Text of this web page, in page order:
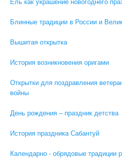
Ель как украшение новогоднего
Блинные традиции в России и
Вышитая открытка
История возникновения оригами
Открытки для поздравления
войны
День рождения – праздник детства
История праздника Сабантуй
Календарно - обрядовые традиции